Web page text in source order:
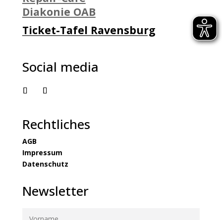
Diakonie OAB
Ticket-Tafel Ravensburg
Social media
Rechtliches
AGB
Impressum
Datenschutz
Newsletter